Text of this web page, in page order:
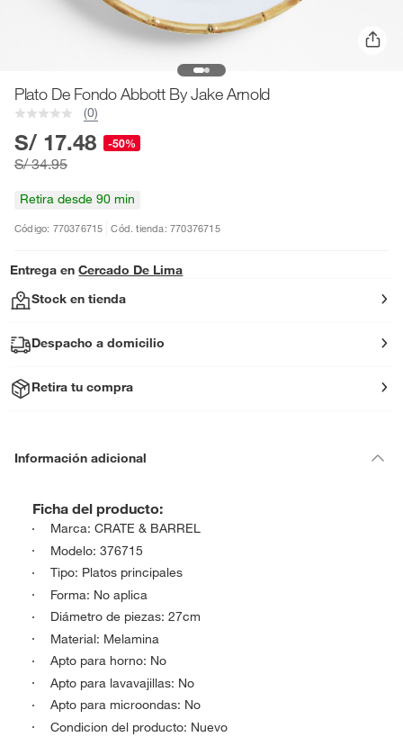
Plato De Fondo Abbott By Jake Arnold
(0)
S/ 17.48 -50%
S/ 34.95
Retira desde 90 min
Código: 770376715 Cód. tienda: 770376715
Entrega en Cercado De Lima
Stock en tienda
Despacho a domicilio
Retira tu compra
Información adicional
Ficha del producto:
Marca: CRATE & BARREL
Modelo: 376715
Tipo: Platos principales
Forma: No aplica
Diámetro de piezas: 27cm
Material: Melamina
Apto para horno: No
Apto para lavavajillas: No
Apto para microondas: No
Condicion del producto: Nuevo